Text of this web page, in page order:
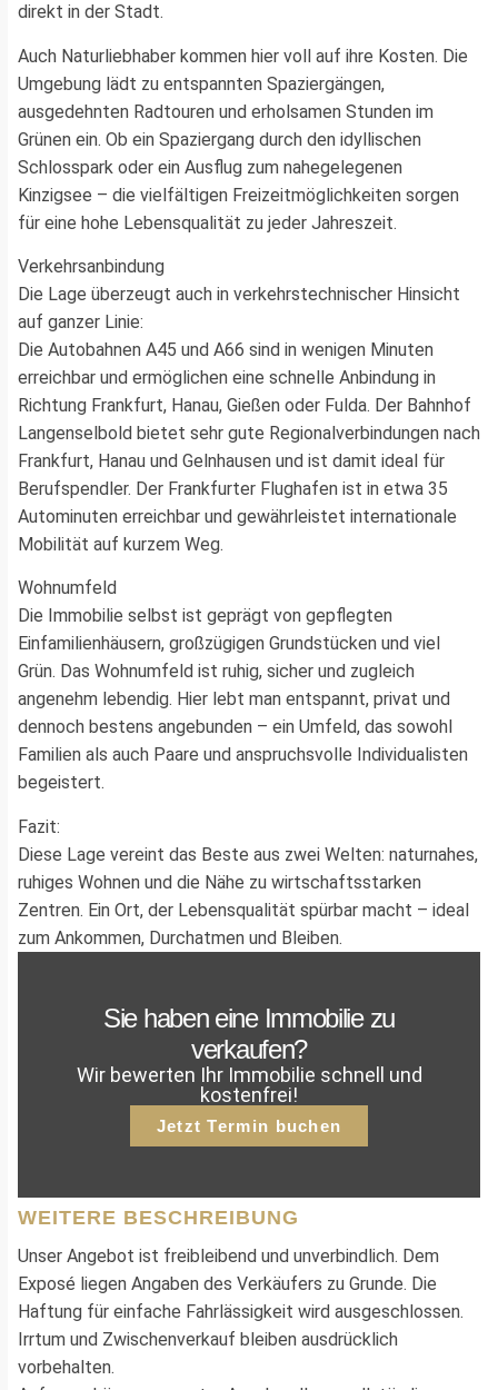
direkt in der Stadt.
Auch Naturliebhaber kommen hier voll auf ihre Kosten. Die
Umgebung lädt zu entspannten Spaziergängen,
ausgedehnten Radtouren und erholsamen Stunden im
Grünen ein. Ob ein Spaziergang durch den idyllischen
Schlosspark oder ein Ausflug zum nahegelegenen
Kinzigsee – die vielfältigen Freizeitmöglichkeiten sorgen
für eine hohe Lebensqualität zu jeder Jahreszeit.
Verkehrsanbindung
Die Lage überzeugt auch in verkehrstechnischer Hinsicht
auf ganzer Linie:
Die Autobahnen A45 und A66 sind in wenigen Minuten
erreichbar und ermöglichen eine schnelle Anbindung in
Richtung Frankfurt, Hanau, Gießen oder Fulda. Der Bahnhof
Langenselbold bietet sehr gute Regionalverbindungen nach
Frankfurt, Hanau und Gelnhausen und ist damit ideal für
Berufspendler. Der Frankfurter Flughafen ist in etwa 35
Autominuten erreichbar und gewährleistet internationale
Mobilität auf kurzem Weg.
Wohnumfeld
Die Immobilie selbst ist geprägt von gepflegten
Einfamilienhäusern, großzügigen Grundstücken und viel
Grün. Das Wohnumfeld ist ruhig, sicher und zugleich
angenehm lebendig. Hier lebt man entspannt, privat und
dennoch bestens angebunden – ein Umfeld, das sowohl
Familien als auch Paare und anspruchsvolle Individualisten
begeistert.
Fazit:
Diese Lage vereint das Beste aus zwei Welten: naturnahes,
ruhiges Wohnen und die Nähe zu wirtschaftsstarken
Zentren. Ein Ort, der Lebensqualität spürbar macht – ideal
zum Ankommen, Durchatmen und Bleiben.
Sie haben eine Immobilie zu
verkaufen?
Wir bewerten Ihr Immobilie schnell und
kostenfrei!
Jetzt Termin buchen
WEITERE BESCHREIBUNG
Unser Angebot ist freibleibend und unverbindlich. Dem
Exposé liegen Angaben des Verkäufers zu Grunde. Die
Haftung für einfache Fahrlässigkeit wird ausgeschlossen.
Irrtum und Zwischenverkauf bleiben ausdrücklich
vorbehalten.